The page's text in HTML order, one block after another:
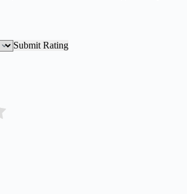
Submit Rating